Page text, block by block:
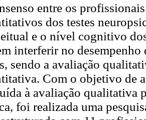
entre os
dos testes
e o nível cognitivo
interferir no
sendo a avaliação
Com o objetivo de
à avaliação qualitativa
foi realizada uma